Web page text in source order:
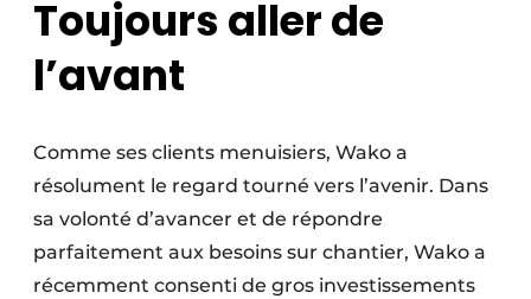
Toujours aller de
l’avant
Comme ses clients menuisiers, Wako a
résolument le regard tourné vers l’avenir. Dans
sa volonté d’avancer et de répondre
parfaitement aux besoins sur chantier, Wako a
récemment consenti de gros investissements